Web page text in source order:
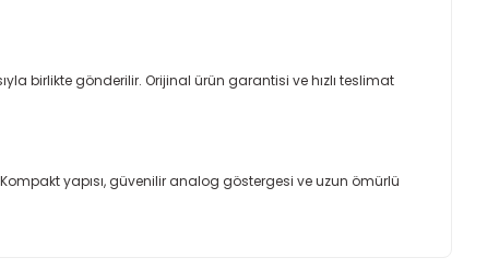
birlikte gönderilir. Orijinal ürün garantisi ve hızlı teslimat
yapısı, güvenilir analog göstergesi ve uzun ömürlü